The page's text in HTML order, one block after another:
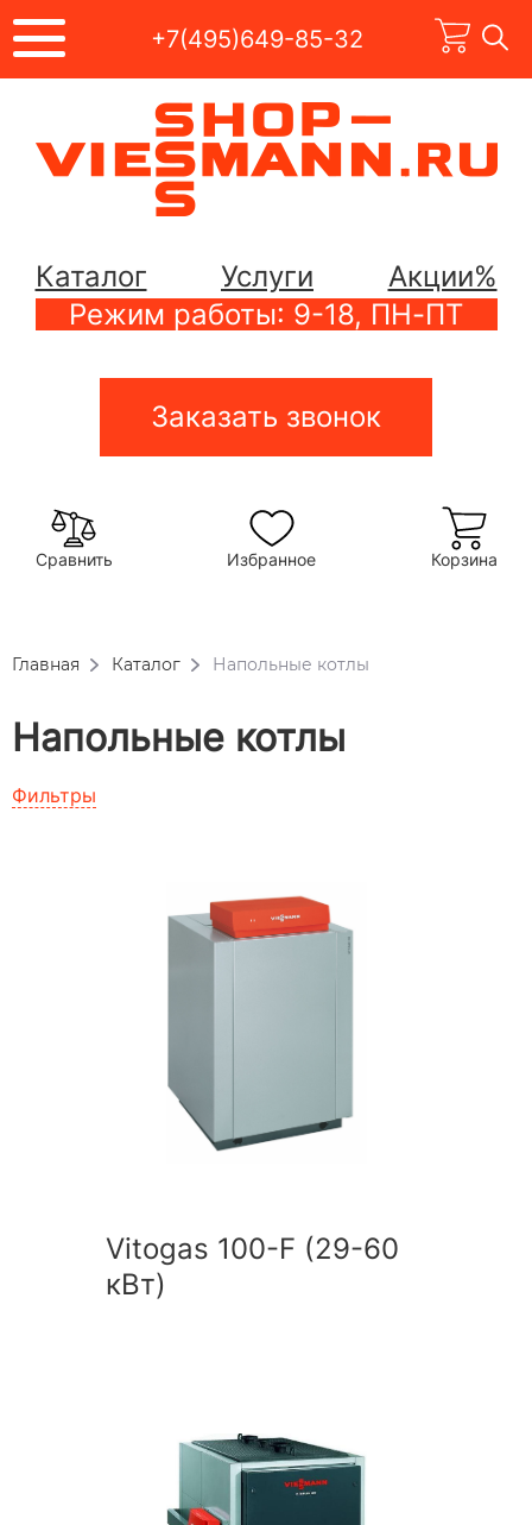
+7(495)649-85-32
Каталог Услуги
Акции%
Режим работы: 9-18, ПН-ПТ
Заказать звонок
Сравнить Избранное Корзина
Главная Каталог Напольные котлы
Напольные котлы
Фильтры
Vitogas 100-F (29-60
кВт)